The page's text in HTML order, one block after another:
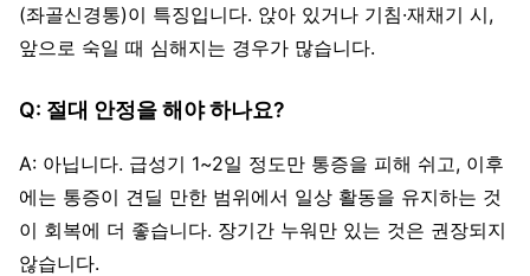
(좌골신경통)이 특징입니다. 앉아 있거나 기침·재채기 시,
앞으로 숙일 때 심해지는 경우가 많습니다.
Q: 절대 안정을 해야 하나요?
A: 아닙니다. 급성기 1~2일 정도만 통증을 피해 쉬고, 이후
에는 통증이 견딜 만한 범위에서 일상 활동을 유지하는 것
이 회복에 더 좋습니다. 장기간 누워만 있는 것은 권장되지
않습니다.